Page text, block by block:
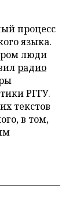
процесс
языка.
люди
радио
РГГУ.
текстов
в том,